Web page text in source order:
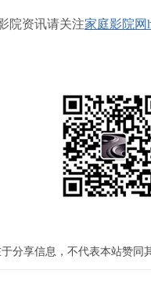
资讯请关注家庭影院网
分享信息，不代表本站赞同